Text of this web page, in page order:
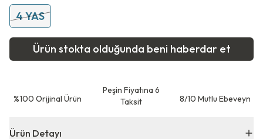
4 YAS
Ürün stokta olduğunda beni haberdar et
⁠%100 Orijinal Ürün
Peşin Fiyatına 6
Taksit
8/10 Mutlu Ebeveyn
Ürün Detayı